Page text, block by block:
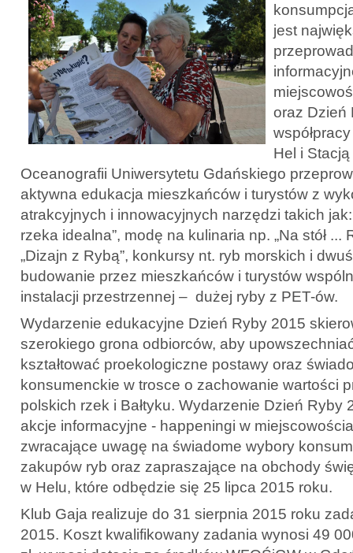
jest
oraz Dzień
Hel i
Oceanografii Uniwersytetu Gdańskiego
aktywna edukacja mieszkańców i turystów z
atrakcyjnych i innowacyjnych narzędzi takich
rzeka idealna”, modę na kulinaria np. „Na stół ...
„Dizajn z Rybą”, konkursy nt. ryb morskich i
budowanie przez mieszkańców i turystów
instalacji przestrzennej – dużej ryby z PET-ów.
Wydarzenie edukacyjne Dzień Ryby 2015
szerokiego grona odbiorców, aby
kształtować proekologiczne postawy oraz
konsumenckie w trosce o zachowanie wartości
polskich rzek i Bałtyku. Wydarzenie Dzień Ryby
akcje informacyjne - happeningi w
zwracające uwagę na świadome wybory
zakupów ryb oraz zapraszające na obchody
w Helu, które odbędzie się 25 lipca 2015 roku.
Klub Gaja realizuje do 31 sierpnia 2015 roku
2015. Koszt kwalifikowany zadania wynosi 49